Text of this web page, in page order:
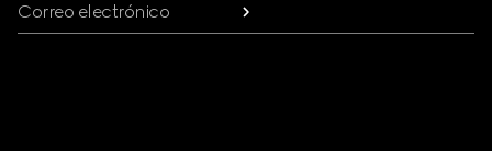
Correo electrónico